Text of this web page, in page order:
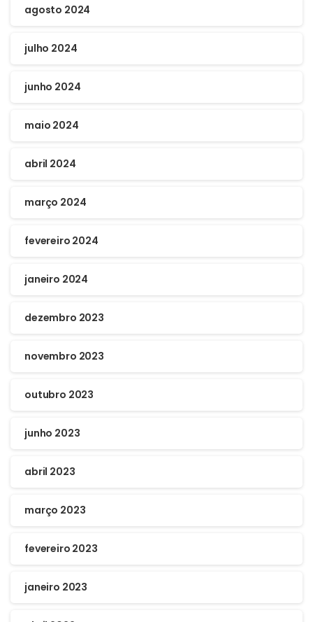
agosto 2024
julho 2024
junho 2024
maio 2024
abril 2024
março 2024
fevereiro 2024
janeiro 2024
dezembro 2023
novembro 2023
outubro 2023
junho 2023
abril 2023
março 2023
fevereiro 2023
janeiro 2023